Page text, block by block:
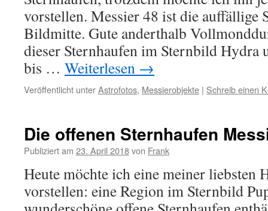
vorstellen. Messier 48 ist die auffällige
Bildmitte. Gute anderthalb
dieser Sternhaufen im Sternbild Hydra
bis … Weiterlesen →
Veröffentlicht unterAstrofotos, Messierobjekte | Schreib einen
Die offenen Sternhaufen
Publiziert am 23. April 2018von Frank
Heute möchte ich eine meiner liebsten
vorstellen: eine Region im Sternbild